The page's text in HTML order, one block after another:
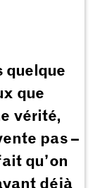
quelque
que
vérité,
pas –
qu’on
déjà